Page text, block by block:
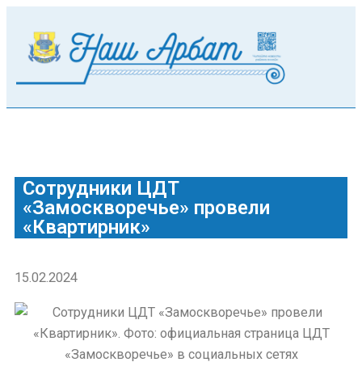
Сотрудники ЦДТ
«Замоскворечье» провели
«Квартирник»
15.02.2024